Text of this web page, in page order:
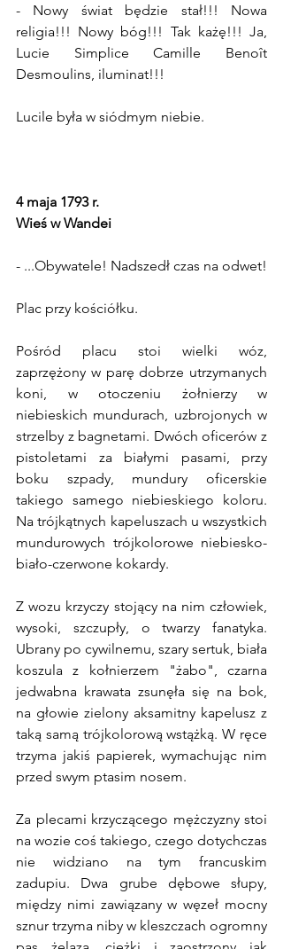
- Nowy świat będzie stał!!! Nowa
religia!!! Nowy bóg!!! Tak każę!!! Ja,
Lucie Simplice Camille Benoît
Desmoulins, iluminat!!!
Lucile była w siódmym niebie.
4 maja 1793 r.
Wieś w Wandei
- ...Obywatele! Nadszedł czas na odwet!
Plac przy kościółku.
Pośród placu stoi wielki wóz,
zaprzężony w parę dobrze utrzymanych
koni, w otoczeniu żołnierzy w
niebieskich mundurach, uzbrojonych w
strzelby z bagnetami. Dwóch oficerów z
pistoletami za białymi pasami, przy
boku szpady, mundury oficerskie
takiego samego niebieskiego koloru.
Na trójkątnych kapeluszach u wszystkich
mundurowych trójkolorowe niebiesko-
biało-czerwone kokardy.
Z wozu krzyczy stojący na nim człowiek,
wysoki, szczupły, o twarzy fanatyka.
Ubrany po cywilnemu, szary sertuk, biała
koszula z kołnierzem "żabo", czarna
jedwabna krawata zsunęła się na bok,
na głowie zielony aksamitny kapelusz z
taką samą trójkolorową wstążką. W ręce
trzyma jakiś papierek, wymachując nim
przed swym ptasim nosem.
Za plecami krzyczącego mężczyzny stoi
na wozie coś takiego, czego dotychczas
nie widziano na tym francuskim
zadupiu. Dwa grube dębowe słupy,
między nimi zawiązany w węzeł mocny
sznur trzyma niby w kleszczach ogromny